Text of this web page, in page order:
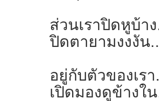
ส่วนเราปิดหูบ้า
ปิดตายามงงงัน
อยู่กับตัวของเร
เปิดมองดูข้างใ